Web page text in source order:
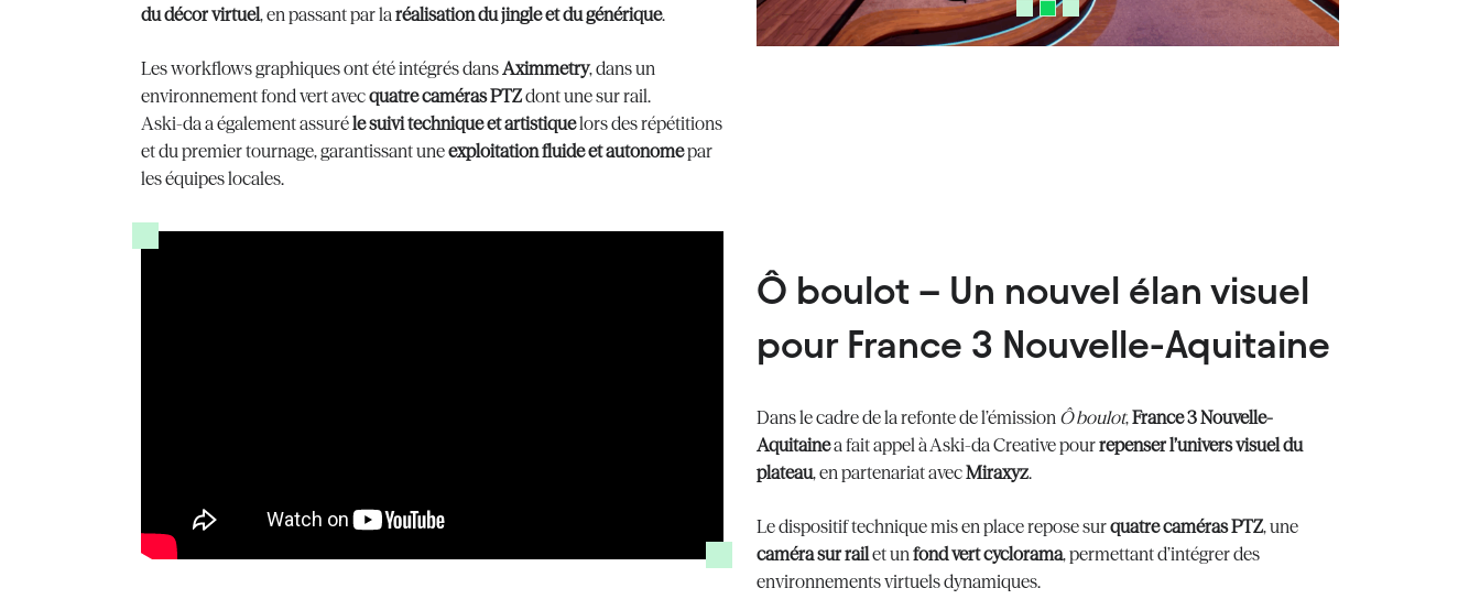
du décor virtuel, en passant par laréalisation du jingle et du générique.
Les workflows graphiques ont été intégrés dansAximmetry, dans un
environnement fond vert avecquatre caméras PTZdont une sur rail.
Aski-da a également assuréle suivi technique et artistiquelors des répétitions
et du premier tournage, garantissant uneexploitation fluide et autonomepar
les équipes locales.
Ô boulot – Un nouvel élan visuel
pour France 3 Nouvelle-Aquitaine
Dans le cadre de la refonte de l’émission Ô boulot,France 3 Nouvelle-
Aquitainea fait appel à Aski-da Creative pourrepenser l’univers visuel du
plateau, en partenariat avecMiraxyz.
Le dispositif technique mis en place repose surquatre caméras PTZ, une
caméra sur railet un fond vert cyclorama, permettant d’intégrer des
environnements virtuels dynamiques.